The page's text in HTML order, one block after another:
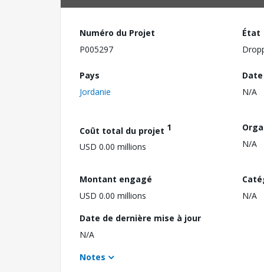
Numéro du Projet
P005297
État
Pays
Jordanie
N/A
Coût total du projet 1
USD 0.00 millions
N/A
Montant engagé
USD 0.00 millions
N/A
Date de dernière mise à jour
N/A
Notes